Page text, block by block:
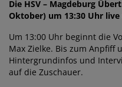
Die HSV – Magdeburg
Oktober) um 13:30 Uhr
Um 13:00 Uhr beginnt die
Max Zielke. Bis zum Anpfiff
Hintergrundinfos und
auf die Zuschauer.